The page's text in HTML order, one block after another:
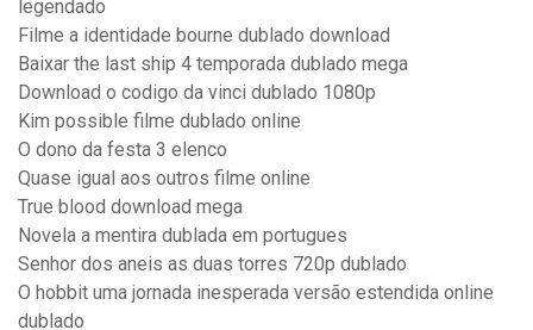
legendado
Filme a identidade bourne dublado download
Baixar the last ship 4 temporada dublado mega
Download o codigo da vinci dublado 1080p
Kim possible filme dublado online
O dono da festa 3 elenco
Quase igual aos outros filme online
True blood download mega
Novela a mentira dublada em portugues
Senhor dos aneis as duas torres 720p dublado
O hobbit uma jornada inesperada versão estendida online
dublado